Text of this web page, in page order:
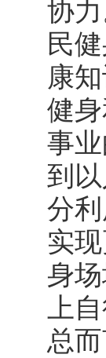
协
民
康
健
事
到
分
实
身
上
总